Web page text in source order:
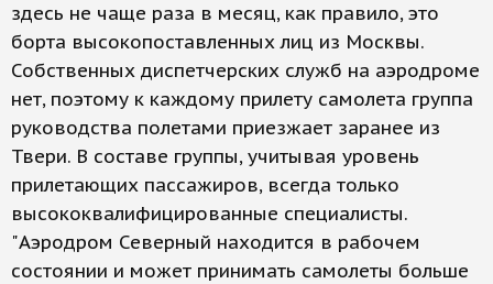
здесь не чаще раза в месяц, как правило, это
борта высокопоставленных лиц из Москвы.
Собственных диспетчерских служб на аэродроме
нет, поэтому к каждому прилету самолета группа
руководства полетами приезжает заранее из
Твери. В составе группы, учитывая уровень
прилетающих пассажиров, всегда только
высококвалифицированные специалисты.
"Аэродром Северный находится в рабочем
состоянии и может принимать самолеты больше